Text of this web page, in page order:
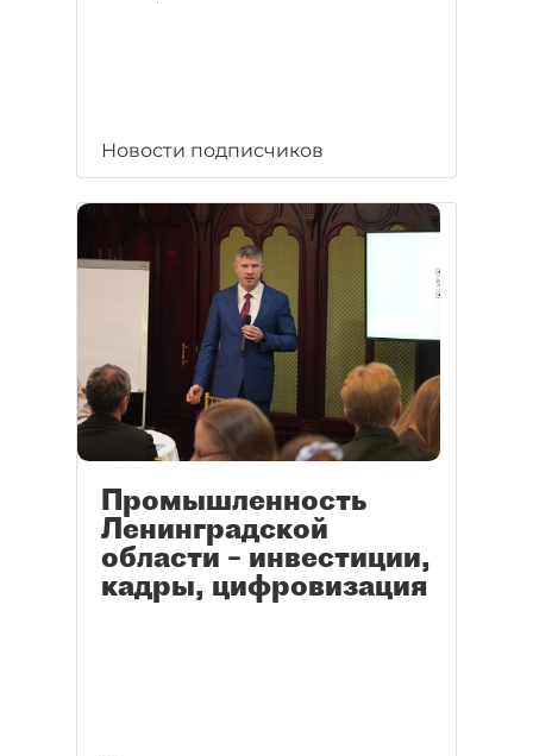
Новости подписчиков
Промышленность
Ленинградской
области – инвестиции,
кадры, цифровизация